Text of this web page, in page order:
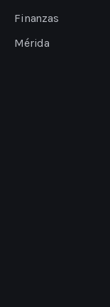
Finanzas
Mérida